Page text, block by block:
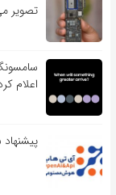
تصویر
اعلام
پیشنهاد